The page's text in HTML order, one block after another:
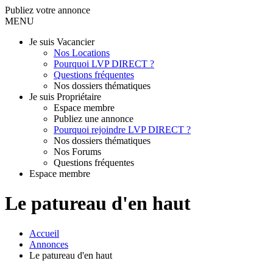
Publiez votre annonce
MENU
Je suis Vacancier
Nos Locations
Pourquoi LVP DIRECT ?
Questions fréquentes
Nos dossiers thématiques
Je suis Propriétaire
Espace membre
Publiez une annonce
Pourquoi rejoindre LVP DIRECT ?
Nos dossiers thématiques
Nos Forums
Questions fréquentes
Espace membre
Le patureau d'en haut
Accueil
Annonces
Le patureau d'en haut